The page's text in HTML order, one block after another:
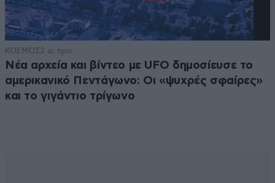
ΚΟΣΜΟΣ2 ω. πριν
Νέα αρχεία και βίντεο με UFO δημοσίευσε το
αμερικανικό Πεντάγωνο: Οι «ψυχρές σφαίρες»
και το γιγάντιο τρίγωνο